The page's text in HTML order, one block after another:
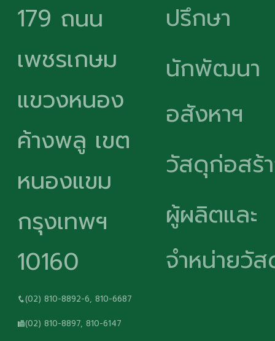
179 ถนน
เพชรเกษม
แขวงหนอง
ค้างพลู เขต
หนองแขม
กรุงเทพฯ
10160
(02) 810-8892-6, 810-6687
(02) 810-8897, 810-6147
ปรึกษา
นักพัฒนา
อสังหาฯ
วัสดุก่อสร้
ผู้ผลิตและ
จำหน่ายวั